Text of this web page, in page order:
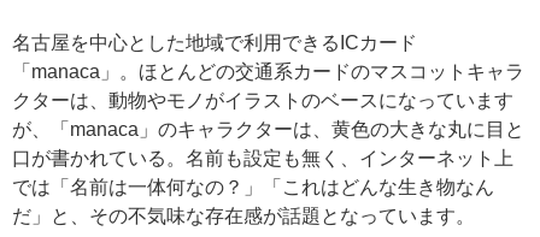
名古屋を中心とした地域で利用できるICカード
「manaca」。ほとんどの交通系カードのマスコットキャラ
クターは、動物やモノがイラストのベースになっています
が、「manaca」のキャラクターは、黄色の大きな丸に目と
口が書かれている。名前も設定も無く、インターネット上
では「名前は一体何なの？」「これはどんな生き物なん
だ」と、その不気味な存在感が話題となっています。